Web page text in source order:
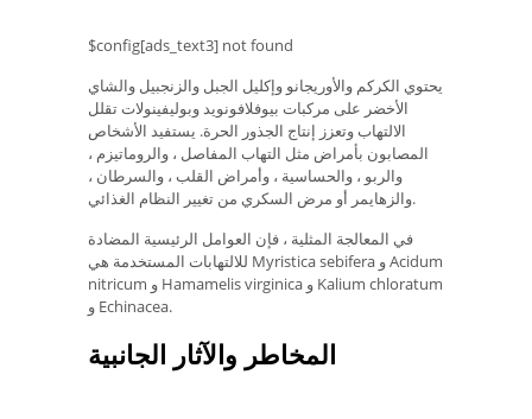
$config[ads_text3] not found
يحتوي الكركم والأوريجانو وإكليل الجبل والزنجبيل والشاي
الأخضر على مركبات بيوفلافونويد وبوليفينولات تقلل
الالتهاب وتعزز إنتاج الجذور الحرة. يستفيد الأشخاص
المصابون بأمراض مثل التهاب المفاصل ، والروماتيزم ،
والربو ، والحساسية ، وأمراض القلب ، والسرطان ،
والزهايمر أو مرض السكري من تغيير النظام الغذائي.
في المعالجة المثلية ، فإن العوامل الرئيسية المضادة
للالتهابات المستخدمة هي Myristica sebifera و Acidum
nitricum و Hamamelis virginica و Kalium chloratum
و Echinacea.
المخاطر والآثار الجانبية